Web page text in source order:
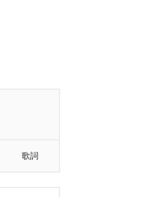
歌詞